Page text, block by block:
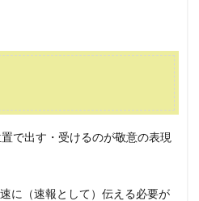
で出す・受けるのが敬意の表現
に（速報として）伝える必要が